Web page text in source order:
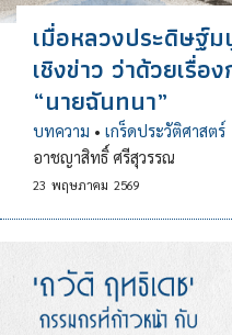
เมื่อหลวงประดิษฐ์
เชิงข่าว ว่าด้วยเรื่อ
“นายฉันทนา”
บทความ • เกร็ดประวัติศาสตร์
อาชญาสิทธิ์ ศรีสุวรรณ
23 พฤษภาคม 2569